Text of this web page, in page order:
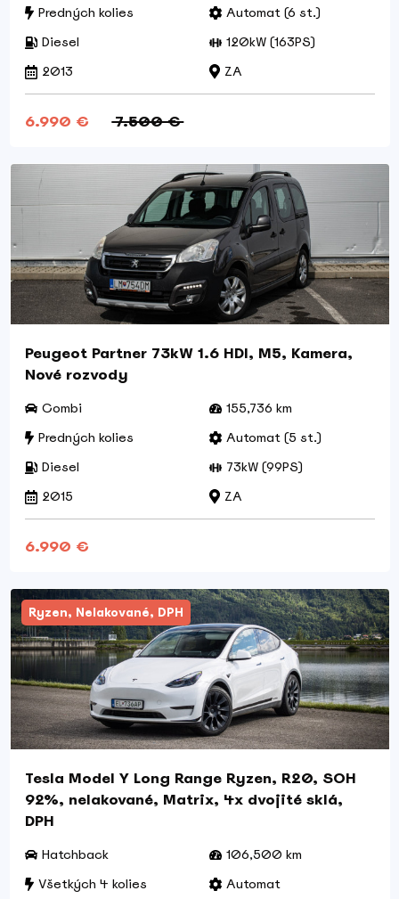
Predných kolies
Automat (6 st.)
Diesel
120kW (163PS)
2013
ZA
6.990 € 7.500 €
Peugeot Partner 73kW 1.6 HDI, M5, Kamera,
Nové rozvody
Combi
155,736 km
Predných kolies
Automat (5 st.)
Diesel
73kW (99PS)
2015
ZA
6.990 €
Ryzen, Nelakované, DPH
Tesla Model Y Long Range Ryzen, R20, SOH
92%, nelakované, Matrix, 4x dvojité sklá,
DPH
Hatchback
106,500 km
Všetkých 4 kolies
Automat